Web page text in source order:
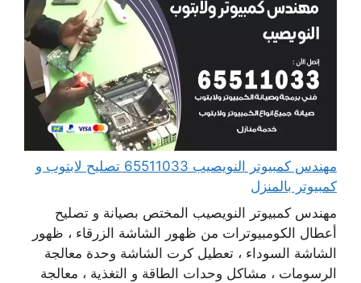
مهندس كمبيوتر النويصيب 65511033 تصليح لابتوب و
كمبيوتر بالمنزل
مهندس كمبيوتر النويصيب المختص بصيانة و تصليح
أعطال الكومبيوترات من ظهور الشاشة الزرقاء ، ظهور
الشاشة السوداء ، تعطيل كرت الشاشة وحدة معالجة
الرسومات ، مشاكل وحدات الطاقة و التغذية ، معالجة